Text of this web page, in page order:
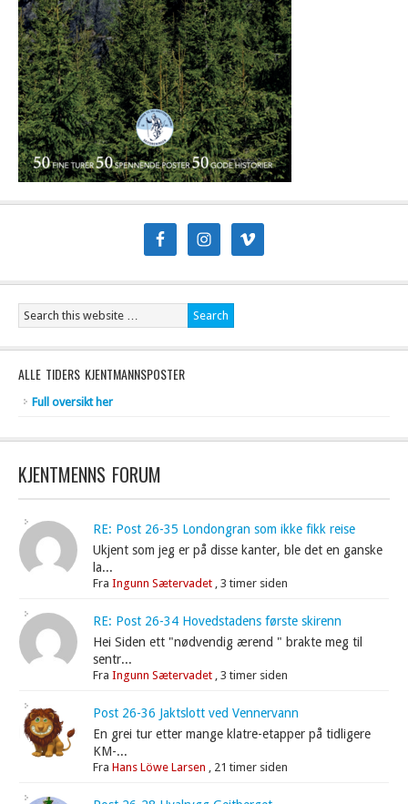
ALLE TIDERS KJENTMANNSPOSTER
Full oversikt her
KJENTMENNS FORUM
RE: Post 26-35 Londongran som ikke fikk reise
Ukjent som jeg er på disse kanter, ble det en ganske
la...
FraIngunn Sætervadet ,3 timer siden
RE: Post 26-34 Hovedstadens første skirenn
Hei Siden ett "nødvendig ærend " brakte meg til
sentr...
FraIngunn Sætervadet ,3 timer siden
Post 26-36 Jaktslott ved Vennervann
En grei tur etter mange klatre-etapper på tidligere
KM-...
FraHans Löwe Larsen , 21 timer siden